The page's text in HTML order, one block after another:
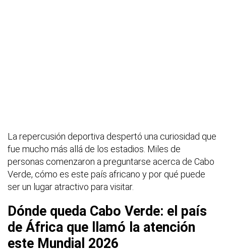
La repercusión deportiva despertó una curiosidad que
fue mucho más allá de los estadios. Miles de
personas comenzaron a preguntarse acerca de Cabo
Verde, cómo es este país africano y por qué puede
ser un lugar atractivo para visitar.
Dónde queda Cabo Verde: el país
de África que llamó la atención
este Mundial 2026